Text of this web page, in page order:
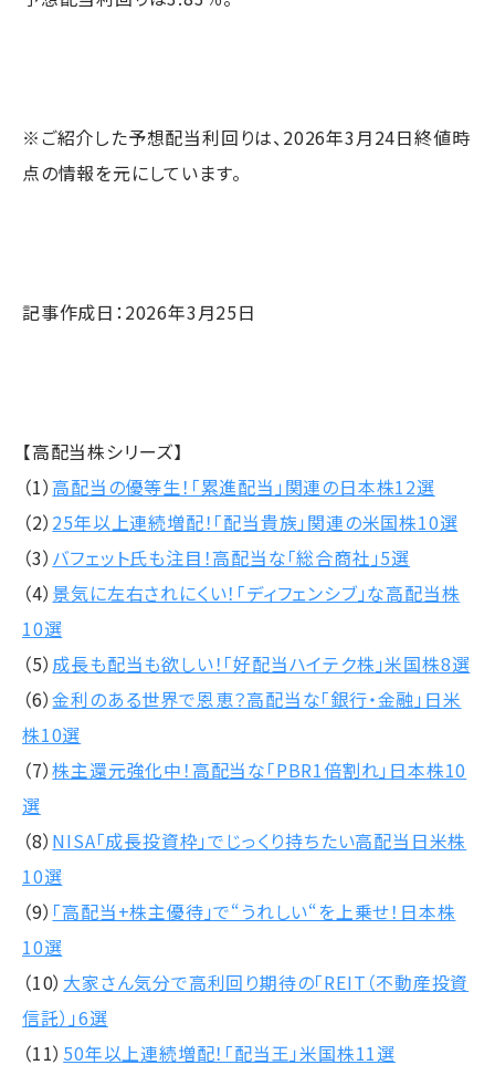
※ご紹介した予想配当利回りは、2026年3月24日終値時
点の情報を元にしています。
記事作成日：2026年3月25日
【高配当株シリーズ】
（1）高配当の優等生！「累進配当」関連の日本株12選
（2） 25年以上連続増配！「配当貴族」関連の米国株10選
（3） バフェット氏も注目！高配当な「総合商社」5選
（4） 景気に左右されにくい！「ディフェンシブ」な高配当株
10選
（5） 成長も配当も欲しい！「好配当ハイテク株」米国株8選
（6）金利のある世界で恩恵？高配当な「銀行・金融」日米
株10選
（7）株主還元強化中！高配当な「PBR1倍割れ」日本株10
選
（8） NISA「成長投資枠」でじっくり持ちたい高配当日米株
10選
（9） 「高配当+株主優待」で“うれしい“を上乗せ！日本株
10選
（10） 大家さん気分で高利回り期待の「REIT（不動産投資
信託）」6選
（11） 50年以上連続増配！「配当王」米国株11選